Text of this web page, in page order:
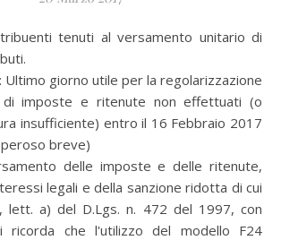
Ultimo giorno utile per la regolarizzazione
di imposte e ritenute non effettuati (o
insufficiente) entro il 16 Febbraio 2017
breve)
delle imposte e delle ritenute,
legali e della sanzione ridotta di cui
lett. a) del D.Lgs. n. 472 del 1997, con
ricorda che l'utilizzo del modello F24